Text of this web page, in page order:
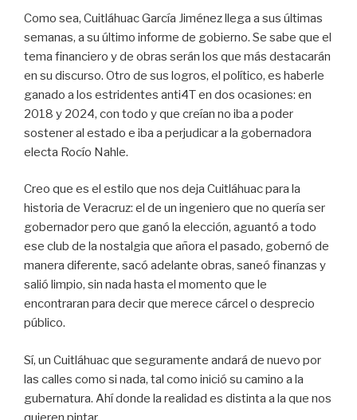
Como sea, Cuitláhuac García Jiménez llega a sus últimas
semanas, a su último informe de gobierno. Se sabe que el
tema financiero y de obras serán los que más destacarán
en su discurso. Otro de sus logros, el político, es haberle
ganado a los estridentes anti4T en dos ocasiones: en
2018 y 2024, con todo y que creían no iba a poder
sostener al estado e iba a perjudicar a la gobernadora
electa Rocío Nahle.
Creo que es el estilo que nos deja Cuitláhuac para la
historia de Veracruz: el de un ingeniero que no quería ser
gobernador pero que ganó la elección, aguantó a todo
ese club de la nostalgia que añora el pasado, gobernó de
manera diferente, sacó adelante obras, saneó finanzas y
salió limpio, sin nada hasta el momento que le
encontraran para decir que merece cárcel o desprecio
público.
Sí, un Cuitláhuac que seguramente andará de nuevo por
las calles como si nada, tal como inició su camino a la
gubernatura. Ahí donde la realidad es distinta a la que nos